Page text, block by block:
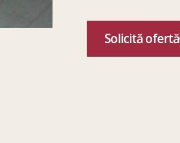
Solicită ofertă